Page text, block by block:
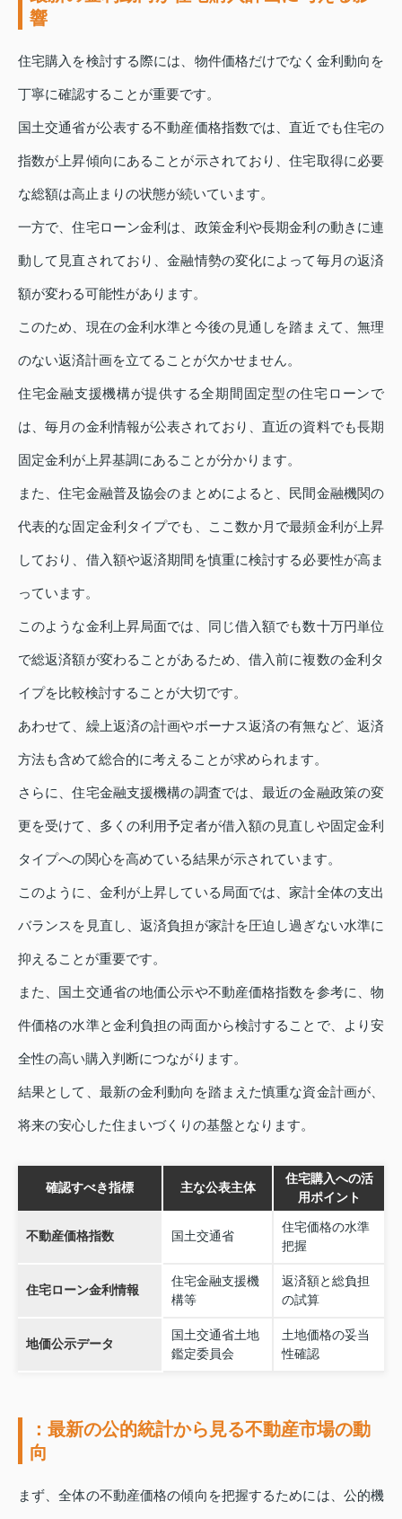
響
住宅購入を検討する際には、物件価格だけでなく金利動向を
丁寧に確認することが重要です。
国土交通省が公表する不動産価格指数では、直近でも住宅の
指数が上昇傾向にあることが示されており、住宅取得に必要
な総額は高止まりの状態が続いています。
一方で、住宅ローン金利は、政策金利や長期金利の動きに連
動して見直されており、金融情勢の変化によって毎月の返済
額が変わる可能性があります。
このため、現在の金利水準と今後の見通しを踏まえて、無理
のない返済計画を立てることが欠かせません。
住宅金融支援機構が提供する全期間固定型の住宅ローンで
は、毎月の金利情報が公表されており、直近の資料でも長期
固定金利が上昇基調にあることが分かります。
また、住宅金融普及協会のまとめによると、民間金融機関の
代表的な固定金利タイプでも、ここ数か月で最頻金利が上昇
しており、借入額や返済期間を慎重に検討する必要性が高ま
っています。
このような金利上昇局面では、同じ借入額でも数十万円単位
で総返済額が変わることがあるため、借入前に複数の金利タ
イプを比較検討することが大切です。
あわせて、繰上返済の計画やボーナス返済の有無など、返済
方法も含めて総合的に考えることが求められます。
さらに、住宅金融支援機構の調査では、最近の金融政策の変
更を受けて、多くの利用予定者が借入額の見直しや固定金利
タイプへの関心を高めている結果が示されています。
このように、金利が上昇している局面では、家計全体の支出
バランスを見直し、返済負担が家計を圧迫し過ぎない水準に
抑えることが重要です。
また、国土交通省の地価公示や不動産価格指数を参考に、物
件価格の水準と金利負担の両面から検討することで、より安
全性の高い購入判断につながります。
結果として、最新の金利動向を踏まえた慎重な資金計画が、
将来の安心した住まいづくりの基盤となります。
確認すべき指標 主な公表主体
住宅購入への活
用ポイント
不動産価格指数 国土交通省
住宅価格の水準
把握
住宅ローン金利情報
住宅金融支援機
構等
返済額と総負担
の試算
地価公示データ
国土交通省土地
鑑定委員会
土地価格の妥当
性確認
：最新の公的統計から見る不動産市場の動
向
まず、全体の不動産価格の傾向を把握するためには、公的機